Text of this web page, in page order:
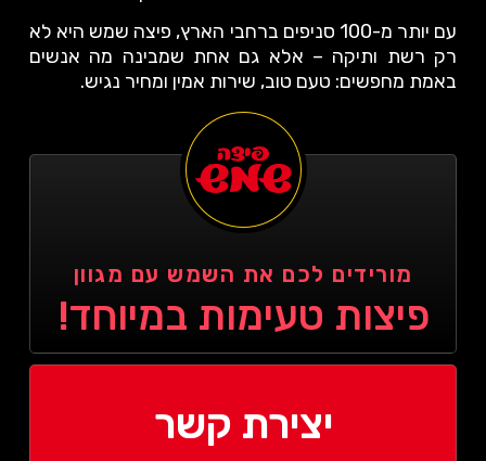
עם יותר מ-100 סניפים ברחבי הארץ, פיצה שמש היא לא
רק רשת ותיקה – אלא גם אחת שמבינה מה אנשים
באמת מחפשים: טעם טוב, שירות אמין ומחיר נגיש.
מורידים לכם את השמש עם מגוון
פיצות טעימות במיוחד!
יצירת קשר